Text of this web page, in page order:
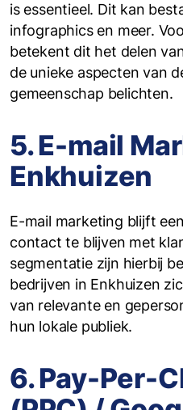
is essentieel. Dit kan
infographics en meer.
betekent dit het delen
de unieke aspecten van
gemeenschap belichten.
5. E-mail
Enkhuizen
E-mail marketing blijft
contact te blijven met
segmentatie zijn hierbij
bedrijven in Enkhuizen
van relevante en
hun lokale publiek.
6. Pay-Per-